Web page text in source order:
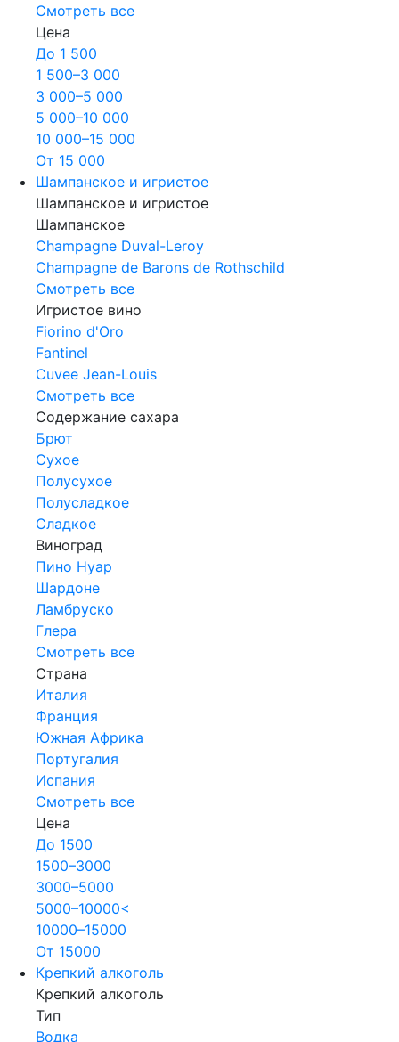
Смотреть все
Цена
До 1 500
1 500–3 000
3 000–5 000
5 000–10 000
10 000–15 000
От 15 000
Шампанское и игристое
Шампанское и игристое
Шампанское
Champagne Duval-Leroy
Champagne de Barons de Rothschild
Смотреть все
Игристое вино
Fiorino d'Oro
Fantinel
Cuvee Jean-Louis
Смотреть все
Содержание сахара
Брют
Сухое
Полусухое
Полусладкое
Сладкое
Виноград
Пино Нуар
Шардоне
Ламбруско
Глера
Смотреть все
Страна
Италия
Франция
Южная Африка
Португалия
Испания
Смотреть все
Цена
До 1500
1500–3000
3000–5000
5000–10000<
10000–15000
От 15000
Крепкий алкоголь
Крепкий алкоголь
Тип
Водка